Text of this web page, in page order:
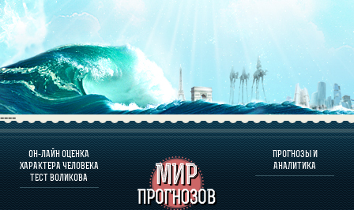
----
ОН-ЛАЙН ОЦЕНКА
ХАРАКТЕРА ЧЕЛОВЕКА
ТЕСТ ВОЛИКОВА
ПРОГНОЗЫ И
АНАЛИТИКА
О ПРОГРАММЕ
ОЦЕНКА ХАРАКТЕРA ЧЕЛОВЕКА
ОЦЕНКА ХАРАКТЕРА ВЫДАЮЩИХСЯ ЛИЧНОСТЕЙ